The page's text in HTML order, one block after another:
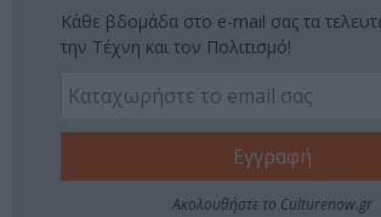
Κάθε βδομάδα στο e-mail σας τα
την Τέχνη και τον Πολιτισμό!
Ακολουθήστε το Culturenow.gr